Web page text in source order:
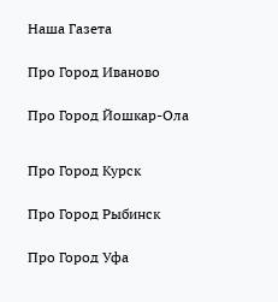
Наша Газета
Про Город Иваново
Про Город Йошкар-Ола
Про Город Курск
Про Город Рыбинск
Про Город Уфа